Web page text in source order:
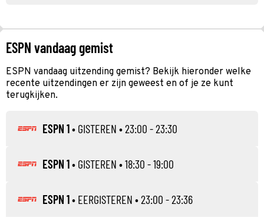
ESPN vandaag gemist
ESPN vandaag uitzending gemist? Bekijk hieronder welke
recente uitzendingen er zijn geweest en of je ze kunt
terugkijken.
ESPN 1• GISTEREN • 23:00 - 23:30
ESPN 1• GISTEREN • 18:30 - 19:00
ESPN 1• EERGISTEREN • 23:00 - 23:36